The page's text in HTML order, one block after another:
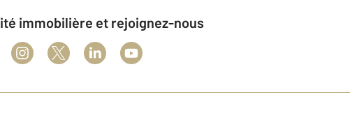
immobilière et rejoignez-nous